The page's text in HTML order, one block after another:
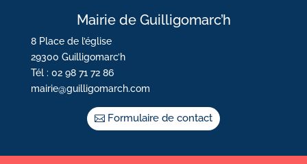
Mairie de Guilligomarc’h
8 Place de l’église
29300 Guilligomarc’h
Tél : 02 98 71 72 86
mairie@guilligomarch.com
Formulaire de contact